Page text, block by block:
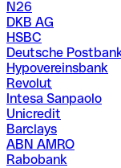
N26
DKB AG
HSBC
Deutsche
Hypovereinsbank
Revolut
Intesa Sanpaolo
Unicredit
Barclays
ABN AMRO
Rabobank